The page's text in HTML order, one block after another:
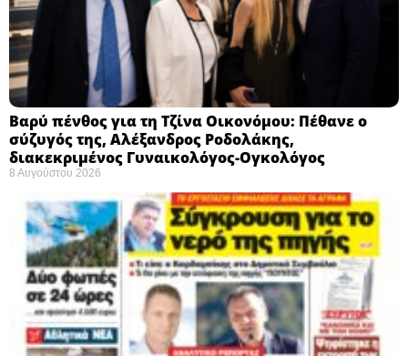
Βαρύ πένθος για τη Τζίνα Οικονόμου: Πέθανε ο
σύζυγός της, Αλέξανδρος Ροδολάκης,
διακεκριμένος Γυναικολόγος-Ογκολόγος
8 Αυγούστου 2026